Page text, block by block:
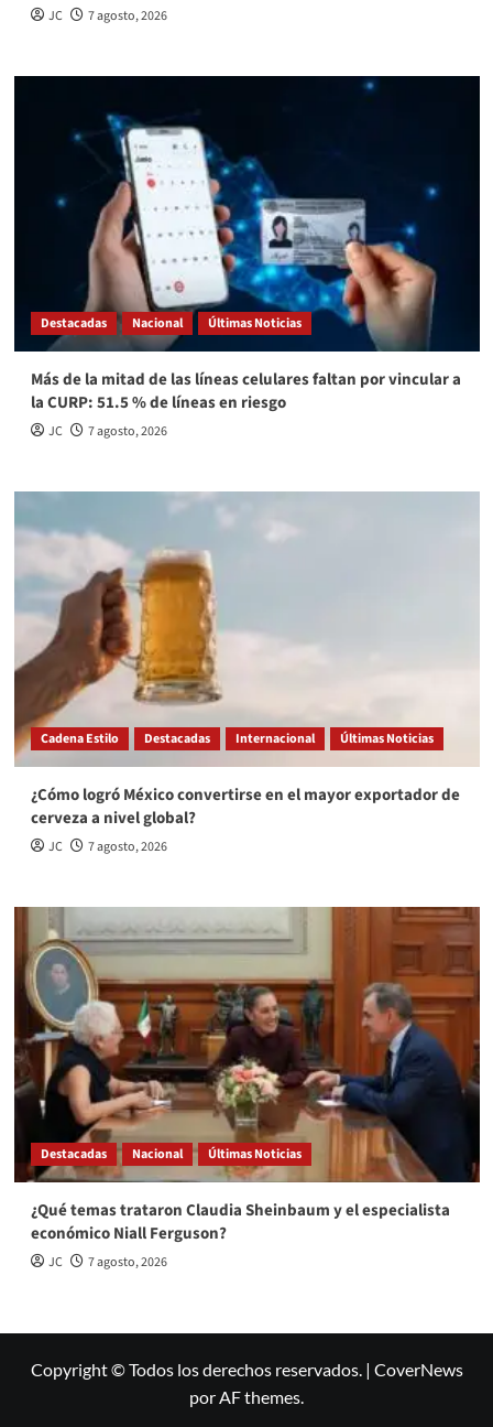
JC 7 agosto, 2026
Destacadas Nacional Últimas Noticias
Más de la mitad de las líneas celulares faltan por vincular a
la CURP: 51.5 % de líneas en riesgo
JC 7 agosto, 2026
Cadena Estilo Destacadas Internacional Últimas Noticias
¿Cómo logró México convertirse en el mayor exportador de
cerveza a nivel global?
JC 7 agosto, 2026
Destacadas Nacional Últimas Noticias
¿Qué temas trataron Claudia Sheinbaum y el especialista
económico Niall Ferguson?
JC 7 agosto, 2026
Copyright © Todos los derechos reservados. | CoverNews
por AF themes.